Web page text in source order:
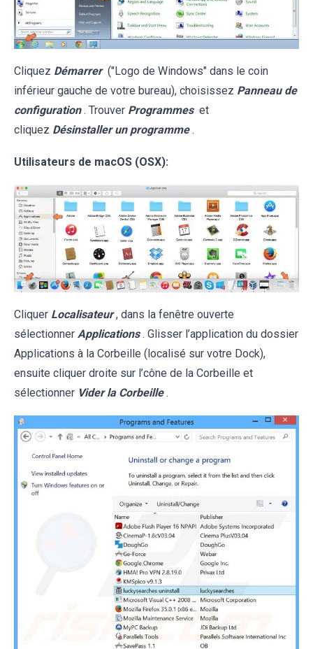
Cliquez Démarrer ("Logo de Windows" dans le coin
inférieur gauche de votre bureau), choisissez Panneau de
configuration . Trouver Programmes et
cliquez Désinstaller un programme .
Utilisateurs de macOS (OSX):
Cliquer Localisateur , dans la fenêtre ouverte
sélectionner Applications . Glisser l’application du dossier
Applications à la Corbeille (localisé sur votre Dock),
ensuite cliquer droite sur l’cône de la Corbeille et
sélectionner Vider la Corbeille .